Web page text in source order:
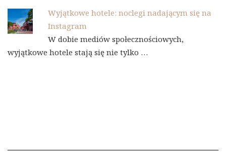
Wyjątkowe hotele: noclegi nadającym się na
Instagram
W dobie mediów społecznościowych,
wyjątkowe hotele stają się nie tylko …